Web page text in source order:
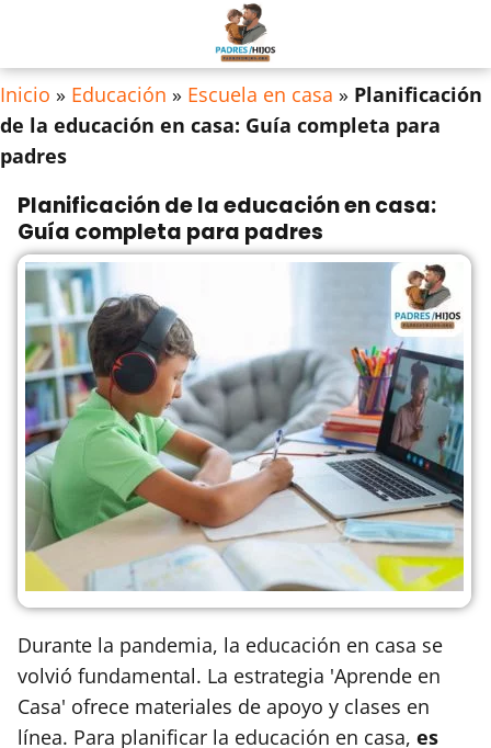
Inicio » Educación » Escuela en casa » Planificación
de la educación en casa: Guía completa para
padres
Planificación de la educación en casa:
Guía completa para padres
Durante la pandemia, la educación en casa se
volvió fundamental. La estrategia 'Aprende en
Casa' ofrece materiales de apoyo y clases en
línea. Para planificar la educación en casa, es